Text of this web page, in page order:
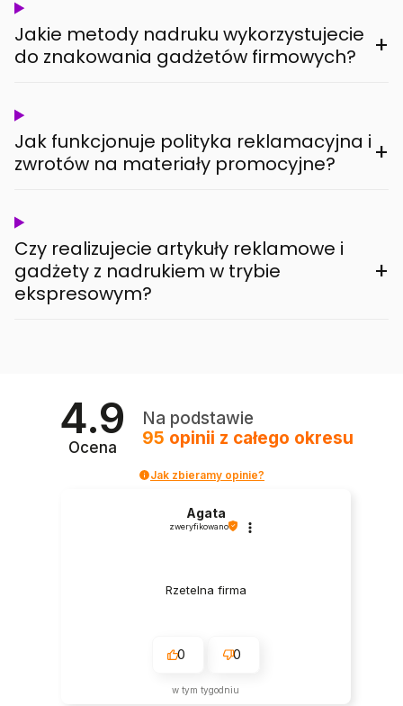
Jakie metody nadruku wykorzystujecie
do znakowania gadżetów firmowych?
+
Jak funkcjonuje polityka reklamacyjna i
zwrotów na materiały promocyjne?
+
Czy realizujecie artykuły reklamowe i
gadżety z nadrukiem w trybie
ekspresowym?
+
4.9
Ocena
Na podstawie
95 opinii z całego okresu
Jak zbieramy opinie?
Agata
zweryfikowano
Rzetelna firma
0 0
w tym tygodniu